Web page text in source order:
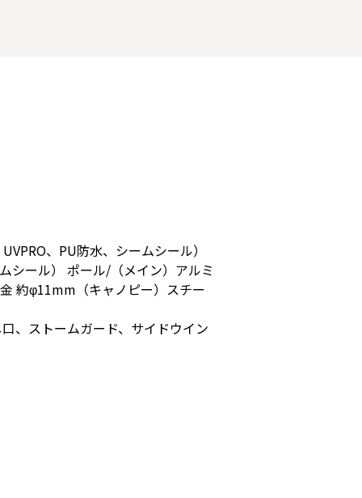
、PU防水、シームシール）
シール） ポール/（メイン）アルミ
約φ11mm（キャノピー）スチー
、ストームガード、サイドウイン